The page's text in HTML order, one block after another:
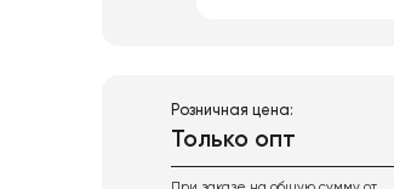
Розничная цена:
Только опт